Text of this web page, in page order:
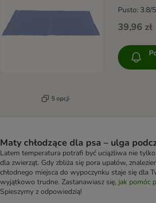
5 opcji
39,96 zł
Pusto: 3.8/5
Maty chłodzące dla psa – ulga
Latem temperatura potrafi być uciążliwa nie
dla zwierząt. Gdy zbliża się pora upałów,
chłodnego miejsca do wypoczynku staje się dla
wyjątkowo trudne. Zastanawiasz się, jak pomóc
Spieszymy z odpowiedzią!